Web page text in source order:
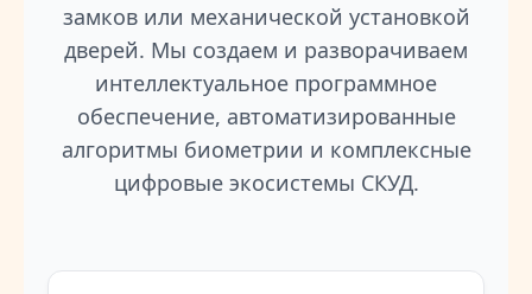
замков или механической установкой
дверей. Мы создаем и разворачиваем
интеллектуальное программное
обеспечение, автоматизированные
алгоритмы биометрии и комплексные
цифровые экосистемы СКУД.